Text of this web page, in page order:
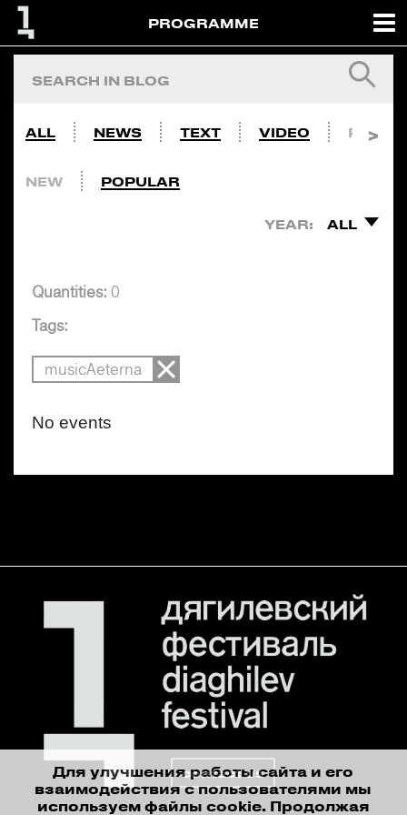
PROGRAMME
ALL NEWS TEXT VIDEO PHOTO
NEW POPULAR
YEAR: ALL
Quantities: 0
Tags:
musicAeterna
No events
contact us
Для улучшения работы сайта и его
взаимодействия с пользователями мы
используем файлы cookie. Продолжая